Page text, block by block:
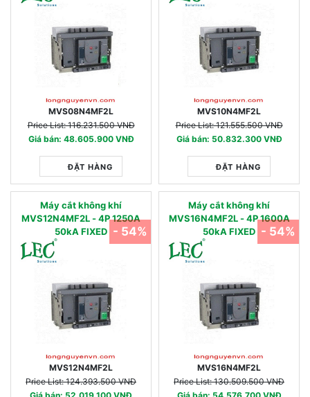
MVS08N4MF2L
Price List: 116.231.500 VNĐ
Giá bán: 48.605.900 VNĐ
ĐẶT HÀNG
MVS10N4MF2L
Price List: 121.555.500 VNĐ
Giá bán: 50.832.300 VNĐ
ĐẶT HÀNG
Máy cắt không khí
MVS12N4MF2L - 4P 1250A
50kA FIXED
MVS12N4MF2L
Price List: 124.393.500 VNĐ
- 54%
Máy cắt không khí
MVS16N4MF2L - 4P 1600A
50kA FIXED
MVS16N4MF2L
Price List: 130.509.500 VNĐ
- 54%